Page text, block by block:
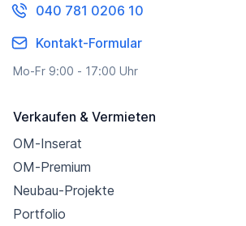
040 781 0206 10
Kontakt-Formular
Mo-Fr 9:00 - 17:00 Uhr
Verkaufen & Vermieten
OM-Inserat
OM-Premium
Neubau-Projekte
Portfolio